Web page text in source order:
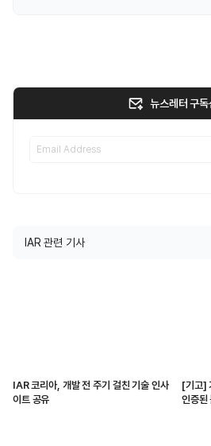
뉴스레터 구독
IAR 관련 기사
IAR 코리아, 개발 전 주기 걸친 기술 인사
이트 공유
[기고]
인증된